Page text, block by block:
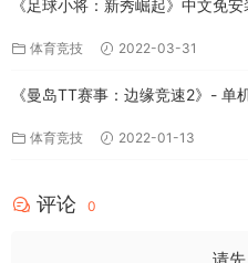
《足球小将：新秀崛起》中文免
体育竞技 2022-03-31
《曼岛TT赛事：边缘竞速2》- 单
体育竞技 2022-01-13
评论 0